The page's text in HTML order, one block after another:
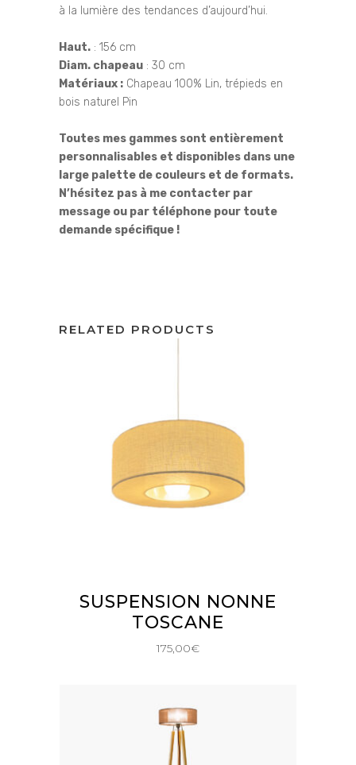
à la lumière des tendances d’aujourd’hui.
Haut. : 156 cm
Diam. chapeau : 30 cm
Matériaux : Chapeau 100% Lin, trépieds en
bois naturel Pin
Toutes mes gammes sont entièrement
personnalisables et disponibles dans une
large palette de couleurs et de formats.
N’hésitez pas à me contacter par
message ou par téléphone pour toute
demande spécifique !
RELATED PRODUCTS
AJOUTER AU PANIER
SUSPENSION NONNE
TOSCANE
175,00€